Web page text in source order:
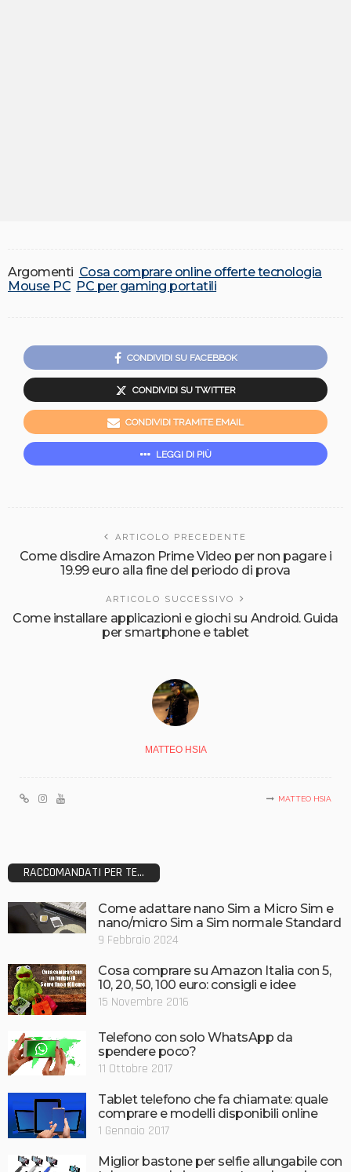
Argomenti Cosa comprare online offerte tecnologia
Mouse PC PC per gaming portatili
CONDIVIDI SU FACEBBOK
CONDIVIDI SU TWITTER
CONDIVIDI TRAMITE EMAIL
LEGGI DI PIÙ
ARTICOLO PRECEDENTE
Come disdire Amazon Prime Video per non pagare i
19.99 euro alla fine del periodo di prova
ARTICOLO SUCCESSIVO
Come installare applicazioni e giochi su Android. Guida
per smartphone e tablet
MATTEO HSIA
MATTEO HSIA
RACCOMANDATI PER TE...
Come adattare nano Sim a Micro Sim e
nano/micro Sim a Sim normale Standard
9 Febbraio 2024
Cosa comprare su Amazon Italia con 5,
10, 20, 50, 100 euro: consigli e idee
15 Novembre 2016
Telefono con solo WhatsApp da
spendere poco?
11 Ottobre 2017
Tablet telefono che fa chiamate: quale
comprare e modelli disponibili online
1 Gennaio 2017
Miglior bastone per selfie allungabile con